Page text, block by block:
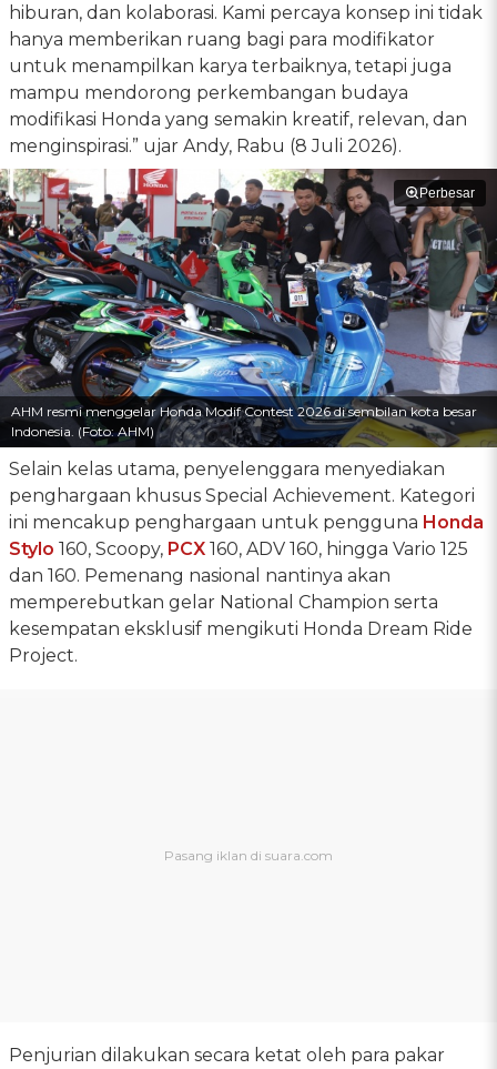
hiburan, dan kolaborasi. Kami percaya konsep ini tidak
hanya memberikan ruang bagi para modifikator
untuk menampilkan karya terbaiknya, tetapi juga
mampu mendorong perkembangan budaya
modifikasi Honda yang semakin kreatif, relevan, dan
menginspirasi.” ujar Andy, Rabu (8 Juli 2026).
Perbesar
AHM resmi menggelar Honda Modif Contest 2026 di sembilan kota besar
Indonesia. (Foto: AHM)
Selain kelas utama, penyelenggara menyediakan
penghargaan khusus Special Achievement. Kategori
ini mencakup penghargaan untuk pengguna Honda
Stylo 160, Scoopy, PCX 160, ADV 160, hingga Vario 125
dan 160. Pemenang nasional nantinya akan
memperebutkan gelar National Champion serta
kesempatan eksklusif mengikuti Honda Dream Ride
Project.
Penjurian dilakukan secara ketat oleh para pakar